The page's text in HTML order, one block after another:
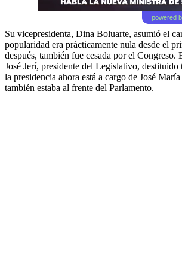
powered
Su vicepresidenta, Dina Boluarte, asumió el
popularidad era prácticamente nula desde el
después, también fue cesada por el Congreso.
José Jerí, presidente del Legislativo, destituido
la presidencia ahora está a cargo de José
también estaba al frente del Parlamento.